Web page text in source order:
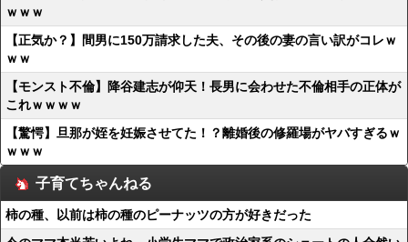
ｗｗｗ
【正気か？】間男に150万請求した夫、その後の妻の言い訳がコレｗ
ｗｗ
【モンスト不倫】降谷建志が仰天！長男に会わせた不倫相手の正体が
これｗｗｗｗ
【驚愕】旦那が姪を妊娠させてた！？離婚後の修羅場がヤバすぎるｗ
ｗｗｗ
子育てちゃんねる
柿の種、以前は柿の種のピーナッツの方が好きだった